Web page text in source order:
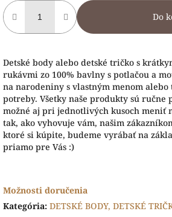
Do
Detské body alebo detské tričko s
rukávmi zo 100% bavlny s potlačou a
na narodeniny s vlastným menom
potreby. Všetky naše produkty sú ručne
možné aj pri jednotlivých kusoch meniť
tak, ako vyhovuje vám, našim
ktoré si kúpite, budeme vyrábať na
priamo pre Vás :)
Možnosti doručenia
Kategória: DETSKÉ BODY, DETSKÉ